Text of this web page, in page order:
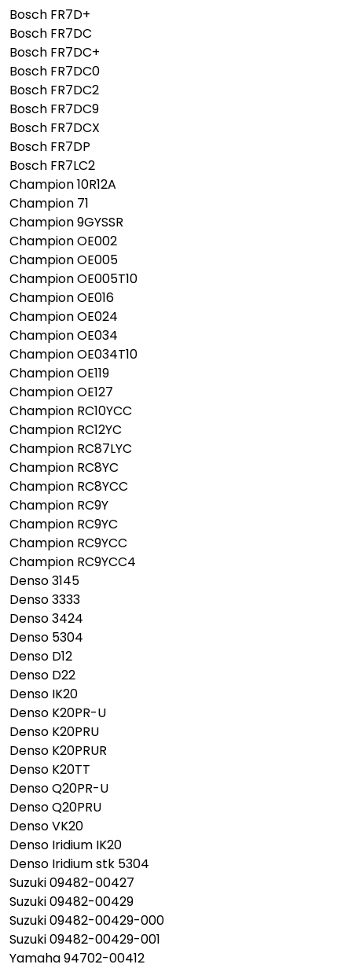
Bosch FR7D+
Bosch FR7DC
Bosch FR7DC+
Bosch FR7DC0
Bosch FR7DC2
Bosch FR7DC9
Bosch FR7DCX
Bosch FR7DP
Bosch FR7LC2
Champion 10R12A
Champion 71
Champion 9GYSSR
Champion OE002
Champion OE005
Champion OE005T10
Champion OE016
Champion OE024
Champion OE034
Champion OE034T10
Champion OE119
Champion OE127
Champion RC10YCC
Champion RC12YC
Champion RC87LYC
Champion RC8YC
Champion RC8YCC
Champion RC9Y
Champion RC9YC
Champion RC9YCC
Champion RC9YCC4
Denso 3145
Denso 3333
Denso 3424
Denso 5304
Denso D12
Denso D22
Denso IK20
Denso K20PR-U
Denso K20PRU
Denso K20PRUR
Denso K20TT
Denso Q20PR-U
Denso Q20PRU
Denso VK20
Denso Iridium IK20
Denso Iridium stk 5304
Suzuki 09482-00427
Suzuki 09482-00429
Suzuki 09482-00429-000
Suzuki 09482-00429-001
Yamaha 94702-00412